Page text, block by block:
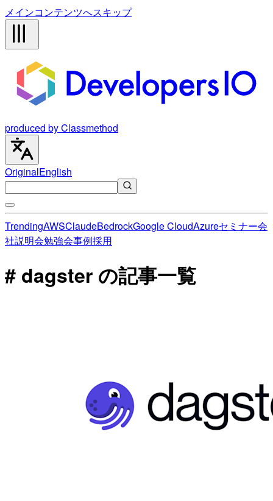
メインコンテンツへスキップ
produced by Classmethod
OriginalEnglish
TrendingAWSClaudeBedrockGoogle CloudAzureセミナー会
社説明会勉強会事例採用
# dagster の記事一覧